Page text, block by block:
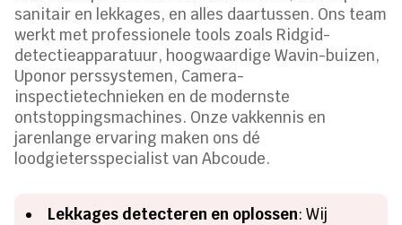
sanitair en lekkages, en alles daartussen. Ons team
werkt met professionele tools zoals Ridgid-
detectieapparatuur, hoogwaardige Wavin-buizen,
Uponor perssystemen, Camera-
inspectietechnieken en de modernste
ontstoppingsmachines. Onze vakkennis en
jarenlange ervaring maken ons dé
loodgietersspecialist van Abcoude.
Lekkages detecteren en oplossen: Wij